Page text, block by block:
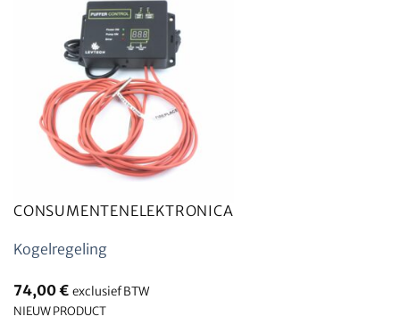
CONSUMENTENELEKTRONICA
Kogelregeling
74,00€ exclusief BTW
NIEUW PRODUCT